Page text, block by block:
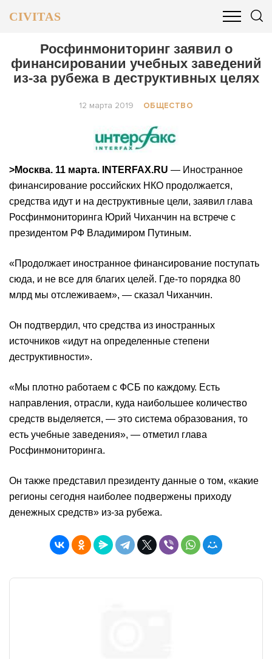
CIVITAS
ОБЩЕСТВО БИЗНЕС И ФИНАНСЫ
Росфинмониторинг заявил о
финансировании учебных заведений
из-за рубежа в деструктивных целях
12 марта 2019 ОБЩЕСТВО
>Москва. 11 марта. INTERFAX.RU — Иностранное
финансирование российских НКО продолжается,
средства идут и на деструктивные цели, заявил глава
Росфинмониторинга Юрий Чиханчин на встрече с
президентом РФ Владимиром Путиным.
«Продолжает иностранное финансирование поступать
сюда, и не все для благих целей. Где-то порядка 80
млрд мы отслеживаем», — сказал Чиханчин.
Он подтвердил, что средства из иностранных
источников «идут на определенные степени
деструктивности».
«Мы плотно работаем с ФСБ по каждому. Есть
направления, отрасли, куда наибольшее количество
средств выделяется, — это система образования, то
есть учебные заведения», — отметил глава
Росфинмониторинга.
Он также представил президенту данные о том, «какие
регионы сегодня наиболее подвержены приходу
денежных средств» из-за рубежа.